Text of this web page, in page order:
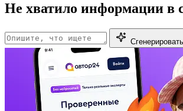
Не хватило информации в
Сгенерировать